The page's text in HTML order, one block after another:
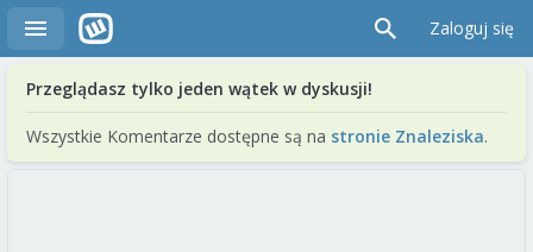
Zaloguj się
Przeglądasz tylko jeden wątek w dyskusji!
Wszystkie Komentarze dostępne są na stronie Znaleziska.